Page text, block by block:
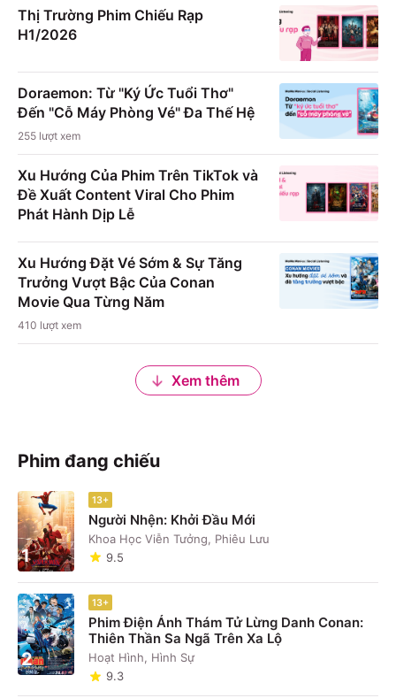
Thị Trường Phim Chiếu Rạp
H1/2026
Doraemon: Từ "Ký Ức Tuổi Thơ"
Đến "Cỗ Máy Phòng Vé" Đa Thế Hệ
255 lượt xem
Xu Hướng Của Phim Trên TikTok và
Đề Xuất Content Viral Cho Phim
Phát Hành Dịp Lễ
Xu Hướng Đặt Vé Sớm & Sự Tăng
Trưởng Vượt Bậc Của Conan
Movie Qua Từng Năm
410 lượt xem
Xem thêm
Phim đang chiếu
1
13+
Người Nhện: Khởi Đầu Mới
Khoa Học Viễn Tưởng, Phiêu Lưu
9.5
2
13+
Phim Điện Ảnh Thám Tử Lừng Danh Conan:
Thiên Thần Sa Ngã Trên Xa Lộ
Hoạt Hình, Hình Sự
9.3